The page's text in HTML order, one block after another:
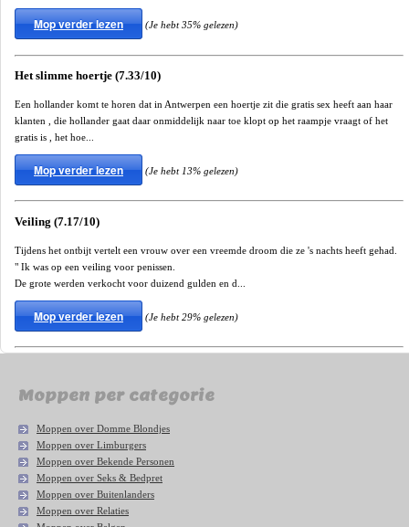
Mop verder lezen (Je hebt 35% gelezen)
Het slimme hoertje (7.33/10)
Een hollander komt te horen dat in Antwerpen een hoertje zit die gratis sex heeft aan haar
klanten , die hollander gaat daar onmiddelijk naar toe klopt op het raampje vraagt of het
gratis is , het hoe...
Mop verder lezen (Je hebt 13% gelezen)
Veiling (7.17/10)
Tijdens het ontbijt vertelt een vrouw over een vreemde droom die ze 's nachts heeft gehad.
" Ik was op een veiling voor penissen.
De grote werden verkocht voor duizend gulden en d...
Mop verder lezen (Je hebt 29% gelezen)
Moppen per categorie
Moppen over Domme Blondjes
Moppen over Limburgers
Moppen over Bekende Personen
Moppen over Seks & Bedpret
Moppen over Buitenlanders
Moppen over Relaties